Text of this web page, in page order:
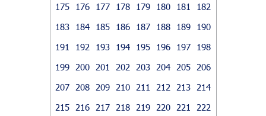
175
176 177 178 179 180 181
182
183
184 185 186 187 188 189
190
191
192 193 194 195 196 197
198
199
200 201 202 203 204 205
206
207
208 209 210 211 212 213
214
215
216 217 218 219 220 221
222